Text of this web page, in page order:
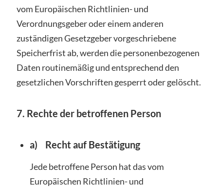
vom Europäischen Richtlinien- und
Verordnungsgeber oder einem anderen
zuständigen Gesetzgeber vorgeschriebene
Speicherfrist ab, werden die personenbezogenen
Daten routinemäßig und entsprechend den
gesetzlichen Vorschriften gesperrt oder gelöscht.
7. Rechte der betroffenen Person
a) Recht auf Bestätigung
Jede betroffene Person hat das vom
Europäischen Richtlinien- und